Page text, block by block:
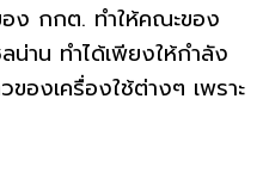
ง กกต. ทำให้คณะของ
าน ทำได้เพียงให้กำลัง
ของเครื่องใช้ต่างๆ เพราะ